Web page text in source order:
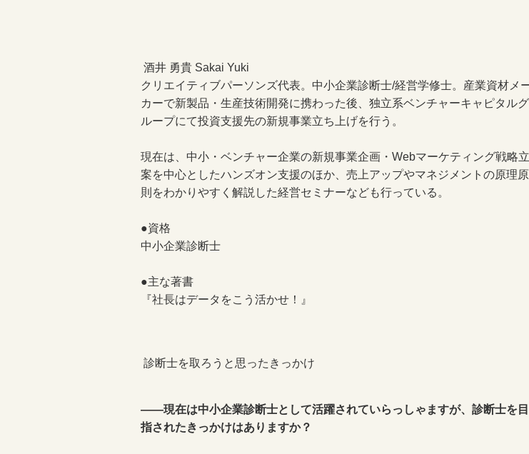
酒井 勇貴 Sakai Yuki
クリエイティブパーソンズ代表。中小企業診断士/経営学修士。産業資材メ
カーで新製品・生産技術開発に携わった後、独立系ベンチャーキャピタルグ
ループにて投資支援先の新規事業立ち上げを行う。
現在は、中小・ベンチャー企業の新規事業企画・Webマーケティング戦略立
案を中心としたハンズオン支援のほか、売上アップやマネジメントの原理原
則をわかりやすく解説した経営セミナーなども行っている。
●資格
中小企業診断士
●主な著書
『社長はデータをこう活かせ！』
診断士を取ろうと思ったきっかけ
――現在は中小企業診断士として活躍されていらっしゃますが、診断士を目
指されたきっかけはありますか？